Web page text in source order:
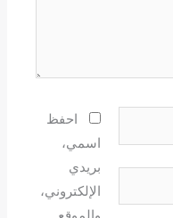
احفظ
اسمي،
بريدي
الإلكتروني،
والموقع